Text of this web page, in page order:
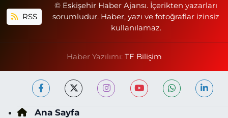
RSS
© Eskişehir Haber Ajansı. İçerikten yazarları
sorumludur. Haber, yazı ve fotoğraflar izinsiz
kullanılamaz.
Haber Yazılımı: TE Bilişim
Ana Sayfa